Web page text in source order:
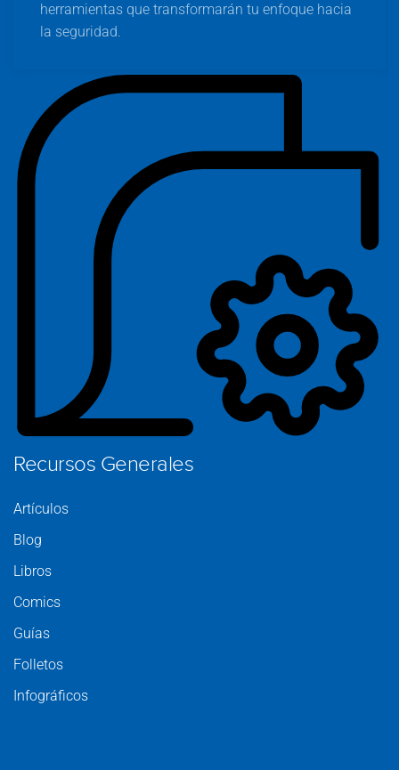
herramientas que transformarán tu enfoque hacia
la seguridad.
Recursos Generales
Artículos
Blog
Libros
Comics
Guías
Folletos
Infográficos